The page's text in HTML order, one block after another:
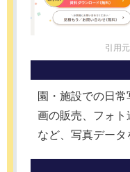
引用
園・施設での日
画の販売、フォト
など、写真デー